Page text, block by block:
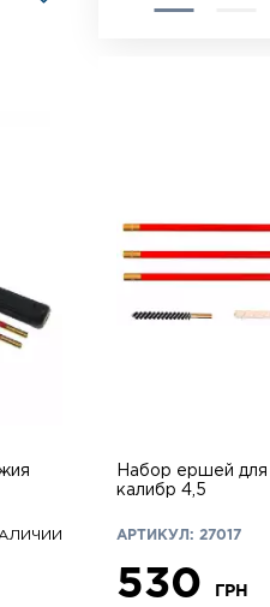
Набор ершей для
калибр 4,5
АРТИКУЛ: 27017
530 ГРН